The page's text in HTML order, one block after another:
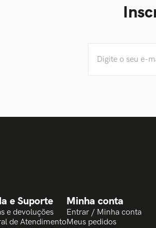
e Suporte
e devoluções
de Atendimento
Minha conta
Entrar / Minha conta
Meus pedidos